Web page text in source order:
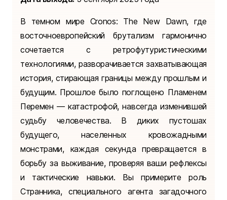
В темном мире Cronos: The New Dawn, где
восточноевропейский брутализм гармонично
сочетается с ретрофутуристическими
технологиями, разворачивается захватывающая
история, стирающая границы между прошлым и
будущим. Прошлое было поглощено Пламенем
Перемен — катастрофой, навсегда изменившей
судьбу человечества. В диких пустошах
будущего, населенных кровожадными
монстрами, каждая секунда превращается в
борьбу за выживание, проверяя ваши рефлексы
и тактические навыки. Вы примерите роль
Странника, специального агента загадочного